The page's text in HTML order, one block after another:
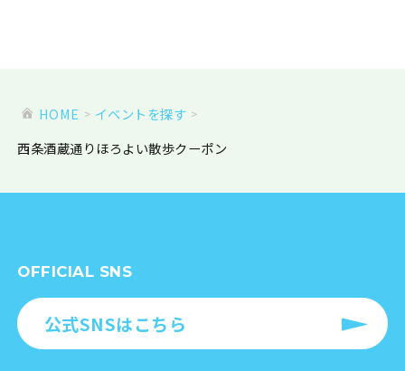
HOME
イベントを探す
西条酒蔵通りほろよい散歩クーポン
OFFICIAL SNS
公式SNSはこちら